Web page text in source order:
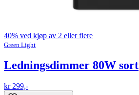
40% ved kjøp av 2 eller flere
Green Light
Ledningsdimmer 80W sort
kr 299,-